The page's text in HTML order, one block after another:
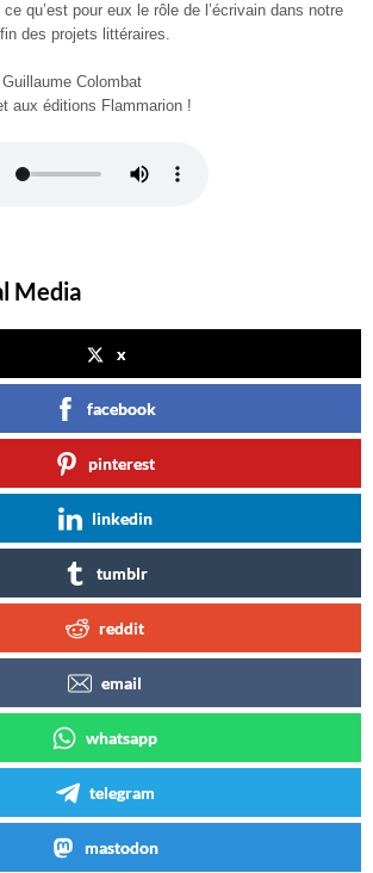
qu’est pour eux le rôle de l’écrivain dans notre
des projets littéraires.
Colombat
aux éditions Flammarion !
Media
x
facebook
pinterest
linkedin
tumblr
reddit
email
whatsapp
telegram
mastodon